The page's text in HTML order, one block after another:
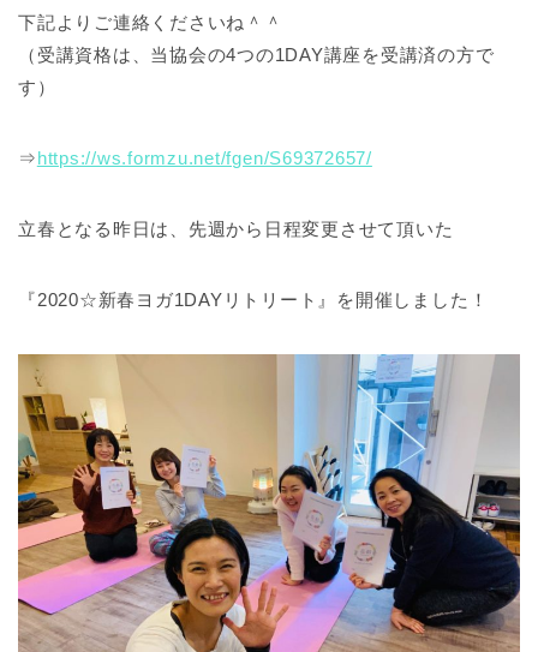
下記よりご連絡くださいね＾＾
（受講資格は、当協会の4つの1DAY講座を受講済の方で
す）
⇒https://ws.formzu.net/fgen/S69372657/
立春となる昨日は、先週から日程変更させて頂いた
『2020☆新春ヨガ1DAYリトリート』を開催しました！